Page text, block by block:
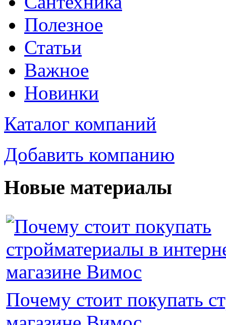
Полезное
Статьи
Важное
Новинки
Каталог компаний
Добавить компанию
Новые материалы
Почему стоит покупать